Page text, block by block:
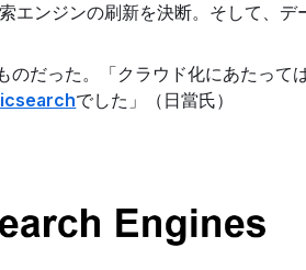
エンジンの刷新を決断。そして、
だった。「クラウド化にあたって
でした」（日當氏）